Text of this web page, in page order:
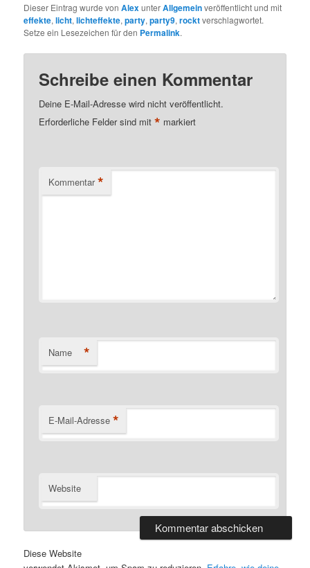
Dieser Eintrag wurde vonAlexunterAllgemeinveröffentlicht und mit
effekte,licht,lichteffekte,party,party9,rocktverschlagwortet.
Setze ein Lesezeichen für den Permalink.
Schreibe einen Kommentar
Deine E-Mail-Adresse wird nicht veröffentlicht.
Erforderliche Felder sind mit* markiert
Kommentar *
Name *
E-Mail-Adresse *
Website
Diese Website